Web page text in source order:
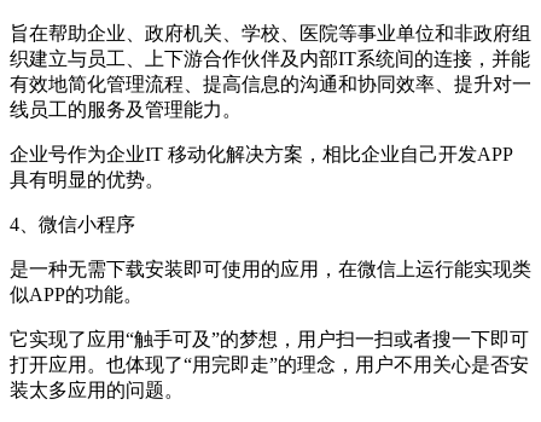
旨在帮助企业、政府机关、学校、医院等事业单位和非政府组
织建立与员工、上下游合作伙伴及内部IT系统间的连接，并能
有效地简化管理流程、提高信息的沟通和协同效率、提升对一
线员工的服务及管理能力。
企业号作为企业IT 移动化解决方案，相比企业自己开发APP
具有明显的优势。
4、微信小程序
是一种无需下载安装即可使用的应用，在微信上运行能实现类
似APP的功能。
它实现了应用“触手可及”的梦想，用户扫一扫或者搜一下即可
打开应用。也体现了“用完即走”的理念，用户不用关心是否安
装太多应用的问题。